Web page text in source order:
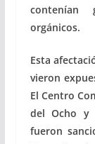
contenían
orgánicos.
Esta
vieron
El Centro
del Ocho y
fueron